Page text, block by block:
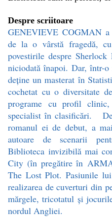
Despre scriitoare
GENEVIEVE COGMAN
de la o vârstă fragedă,
povestirile despre
niciodată înapoi. Dar, într-
deţine un masterat în
cochetat cu o diversitate
programe cu profil
specialist în clasificări.
romanul ei de debut, a
autoare de scenarii
Biblioteca invizibilă mai
City (în pregătire în
The Lost Plot. Pasiunile
realizarea de cuverturi din
mărgele, tricotatul şi
nordul Angliei.